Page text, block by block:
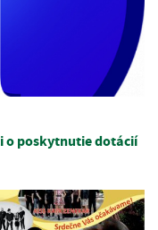
o poskytnutie dotácií